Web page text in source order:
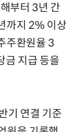
부터 3년 간
까지 2% 이상
주환원율 3
지급 등을
기 연결 기준